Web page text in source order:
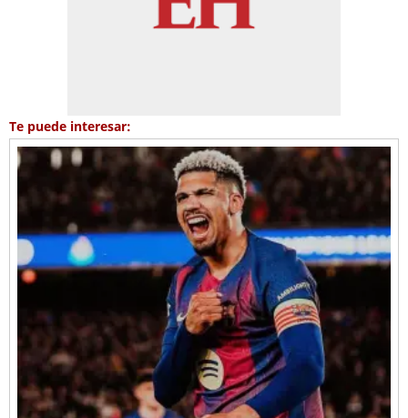
Te puede interesar: